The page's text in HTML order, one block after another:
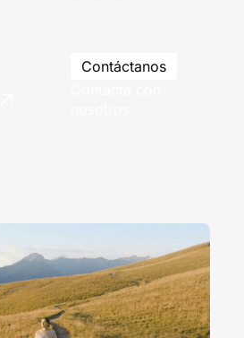
Contáctanos